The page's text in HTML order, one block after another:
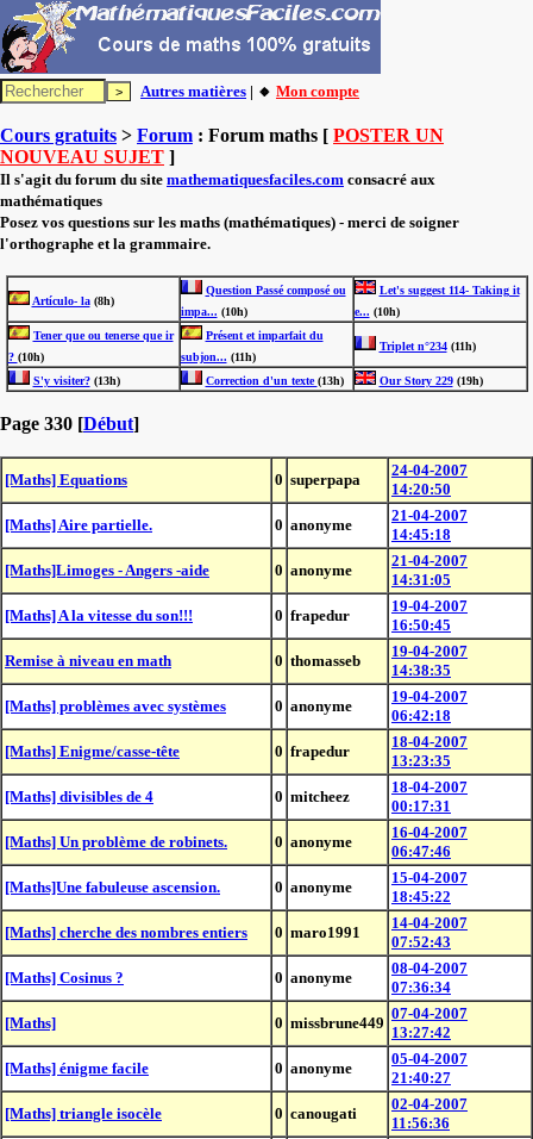
Autres matières | 🔸 Mon compte
Cours gratuits > Forum : Forum maths [ POSTER UN
NOUVEAU SUJET ]
Il s'agit du forum du site mathematiquesfaciles.com consacré aux
mathématiques
Posez vos questions sur les maths (mathématiques) - merci de soigner
l'orthographe et la grammaire.
Artículo- la(8h)
Question Passé composé ou
impa... (10h)
Let's suggest 114- Taking it
e... (10h)
Tener que ou tenerse que ir
? (10h)
Présent et imparfait du
subjon... (11h)
Triplet n°234(11h)
S'y visiter?(13h) Correction d'un texte(13h) Our Story 229(19h)
Page 330 [Début]
[Maths] Equations 0 superpapa
24-04-2007
14:20:50
[Maths] Aire partielle.
0 anonyme
21-04-2007
14:45:18
[Maths]Limoges - Angers -aide
0 anonyme
21-04-2007
14:31:05
[Maths] A la vitesse du son!!!
0 frapedur
19-04-2007
16:50:45
Remise à niveau en math
0 thomasseb
19-04-2007
14:38:35
[Maths] problèmes avec systèmes
0 anonyme
19-04-2007
06:42:18
[Maths] Enigme/casse-tête
0 frapedur
18-04-2007
13:23:35
[Maths] divisibles de 4
0 mitcheez
18-04-2007
00:17:31
[Maths] Un problème de robinets.
0 anonyme
16-04-2007
06:47:46
[Maths]Une fabuleuse ascension.
0 anonyme
15-04-2007
18:45:22
[Maths] cherche des nombres entiers
0 maro1991
14-04-2007
07:52:43
[Maths] Cosinus ?
0 anonyme
08-04-2007
07:36:34
[Maths]
0 missbrune449
07-04-2007
13:27:42
[Maths] énigme facile
0 anonyme
05-04-2007
21:40:27
[Maths] triangle isocèle
0 canougati
02-04-2007
11:56:36